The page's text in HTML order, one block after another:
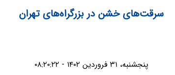
سرقت‌های خشن در بزرگراه‌های تهران
پنجشنبه، ۳۱ فروردین ۱۴۰۲ - ۰۸:۲۰:۲۲